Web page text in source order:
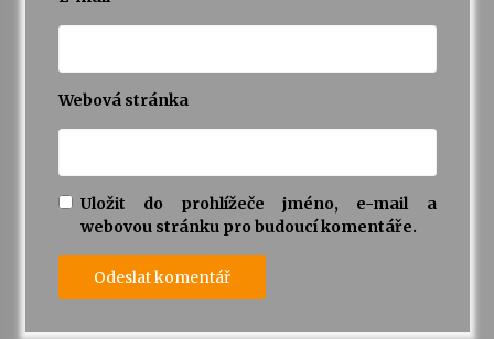
Webová stránka
Uložit do prohlížeče jméno, e-mail a
webovou stránku pro budoucí komentáře.